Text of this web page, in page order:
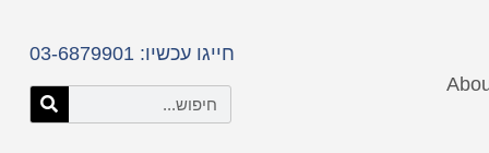
חייגו עכשיו: 03-6879901